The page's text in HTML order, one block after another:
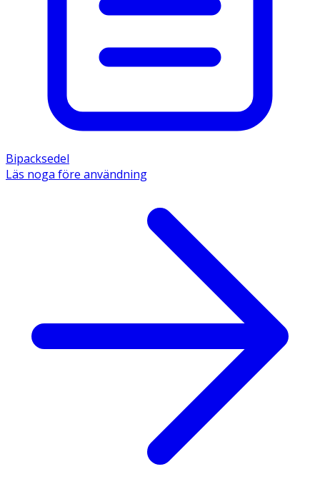
Bipacksedel
Läs noga före användning